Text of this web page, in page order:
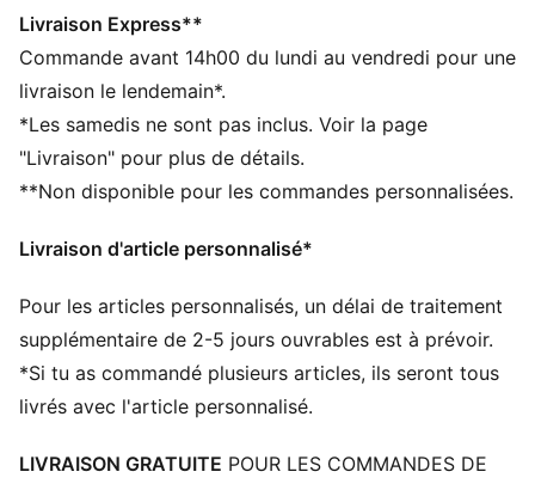
CARACTÉRISTIQUES + AVANTAGES
La tige des chaussures est composée d’au moins 20 %
de matériaux recyclés
révolutionnaire de mousse infusée à l’azote, utilisant
des matériaux bruts de qualité supérieure pour un
retour d’énergie maximal à chaque foulée
conçu pour l’adhérence sur la glace, la boue et les
PWRPLATE : plaque en fibre de carbone conçue pour
stabiliser la semelle intermédiaire tout en maximisant
le transfert d’énergie
DÉTAILS
Poids de la chaussure : 265 g (EU 42)
Livraison Express**
Commande avant 14h00 du lundi au vendredi pour une
livraison le lendemain*.
*Les samedis ne sont pas inclus. Voir la page
"Livraison" pour plus de détails.
**Non disponible pour les commandes personnalisées.
Livraison d'article personnalisé*
Pour les articles personnalisés, un délai de traitement
supplémentaire de 2-5 jours ouvrables est à prévoir.
*Si tu as commandé plusieurs articles, ils seront tous
livrés avec l'article personnalisé.
LIVRAISON GRATUITE POUR LES COMMANDES DE